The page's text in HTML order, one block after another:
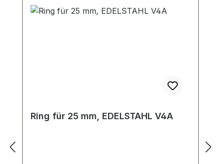
Ring für 25 mm, EDELSTAHL V4A